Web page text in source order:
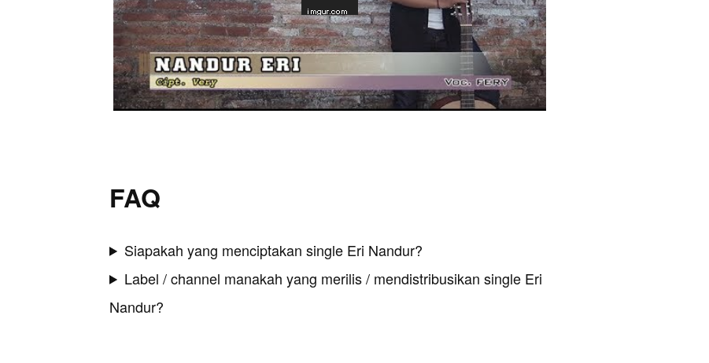
FAQ
Siapakah yang menciptakan single Eri Nandur?
Label / channel manakah yang merilis / mendistribusikan single Eri
Nandur?